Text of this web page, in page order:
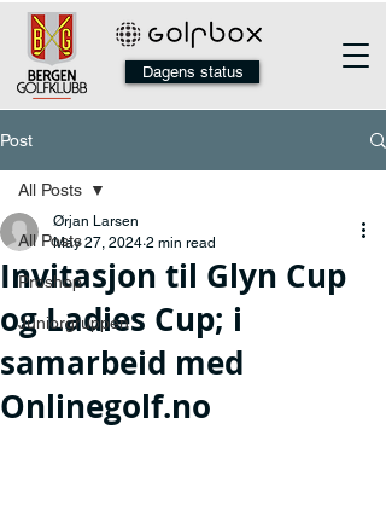
Dagens status
Post
All Posts
Proshop
Juniorgruppen
All Posts
Invitasjon til Glyn Cup
og Ladies Cup; i
samarbeid med
Onlinegolf.no
Ørjan Larsen
May 27, 2024 2 min read